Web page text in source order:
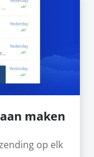
maken
op elk